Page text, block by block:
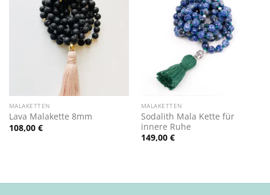
Zur
Wunschliste
hinzufügen
MALAKETTEN
Lava Malakette 8mm
108,00 €
Zur
Wunschliste
hinzufügen
MALAKETTEN
Sodalith Mala Kette für
innere Ruhe
149,00 €